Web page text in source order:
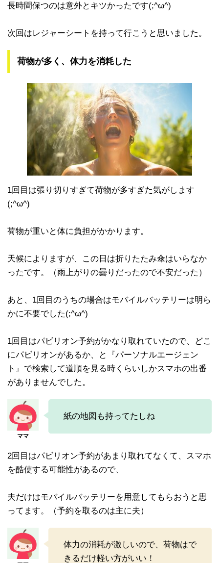
長時間保つのは意外とキツかったです(;^ω^)
次回はレジャーシートを持って行こうと思いました。
荷物が多く、体力を消耗した
1回目は張り切りすぎて荷物が多すぎた気がします
(;^ω^)
荷物が重いと体に負担がかかります。
天候によりますが、この日は折りたたみ傘はいらなか
ったです。（雨上がりの曇りだったので不安だった）
あと、1回目のうちの場合はモバイルバッテリーは明ら
かに不要でした(;^ω^)
1回目はパビリオン予約がかなり取れていたので、どこ
にパビリオンがあるか、と『パーソナルエージェン
ト』で検索して道順を見る時くらいしかスマホの出番
がありませんでした。
紙の地図も持ってたしね
2回目はパビリオン予約があまり取れてなくて、スマホ
を酷使する可能性があるので、
夫だけはモバイルバッテリーを用意してもらおうと思
ってます。（予約を取るのは主に夫）
体力の消耗が激しいので、荷物はで
きるだけ軽い方がいい！